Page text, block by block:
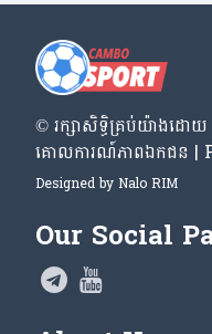
© រក្សា​សិទ្ធិ​គ្រប់​យ៉ាង​ដោ
គោលការណ៍​ភាព​ឯកជន
Designed by Nalo RIM
Our Social